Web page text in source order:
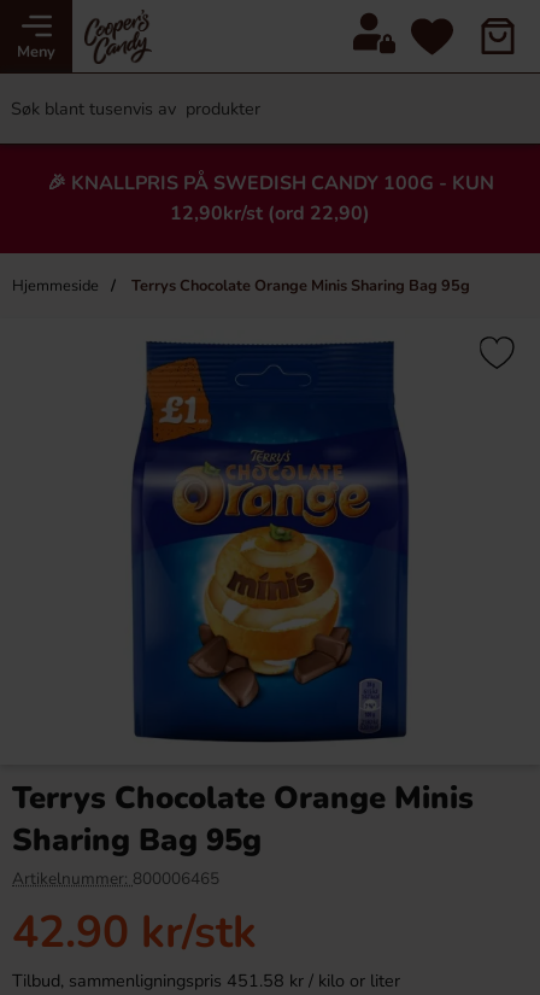
Meny
🎉 KNALLPRIS PÅ SWEDISH CANDY 100G - KUN
12,90kr/st (ord 22,90)
Hjemmeside Terrys Chocolate Orange Minis Sharing Bag 95g
Heading
×
Köp
Terrys Chocolate Orange Minis
Sharing Bag 95g
Artikelnummer: 800006465
42.90 kr/stk
Tilbud, sammenligningspris 451.58 kr / kilo or liter